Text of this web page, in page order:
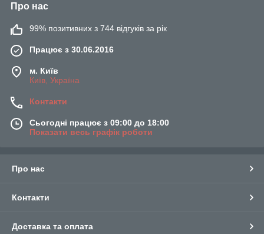
Про нас
99% позитивних з 744 відгуків за рік
Працює з 30.06.2016
м. Київ
Київ, Україна
Контакти
Сьогодні працює з 09:00 до 18:00
Показати весь графік роботи
Про нас
Контакти
Доставка та оплата